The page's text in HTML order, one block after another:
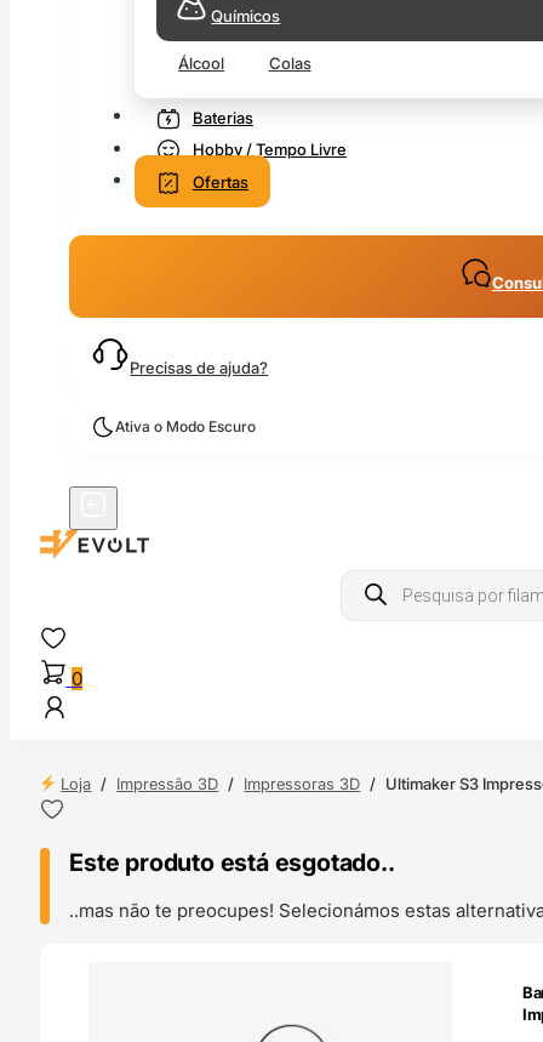
Químicos
Álcool Colas
Baterias
Hobby / Tempo Livre
Ofertas
Precisas de ajuda?
Ativa o Modo Escuro
Products
search
0
Loja / Impressão 3D / Impressoras 3D / Ultimaker S3
Este produto está esgotado..
..mas não te preocupes! Selecionámos estas